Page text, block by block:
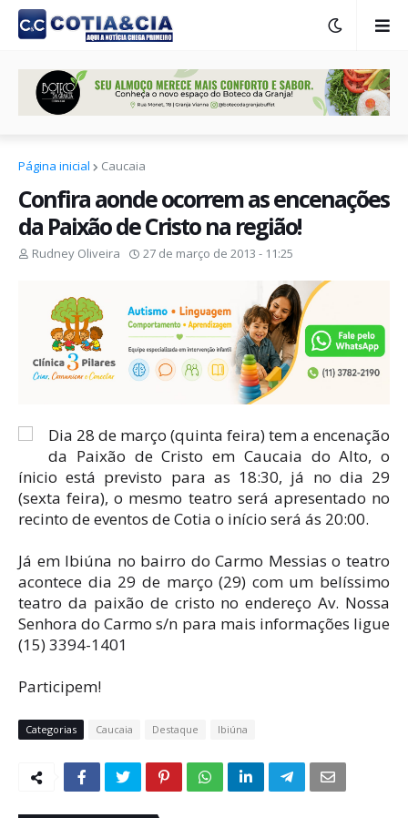
Página inicial Caucaia
Confira aonde ocorrem as encenações
da Paixão de Cristo na região!
Rudney Oliveira 27 de março de 2013 - 11:25
Dia 28 de março (quinta feira) tem a encenação
da Paixão de Cristo em Caucaia do Alto, o
ínicio está previsto para as 18:30, já no dia 29
(sexta feira), o mesmo teatro será apresentado no
recinto de eventos de Cotia o início será ás 20:00.
Já em Ibiúna no bairro do Carmo Messias o teatro
acontece dia 29 de março (29) com um belíssimo
teatro da paixão de cristo no endereço Av. Nossa
Senhora do Carmo s/n para mais informações ligue
(15) 3394-1401
Participem!
Categorias Caucaia Destaque Ibiúna